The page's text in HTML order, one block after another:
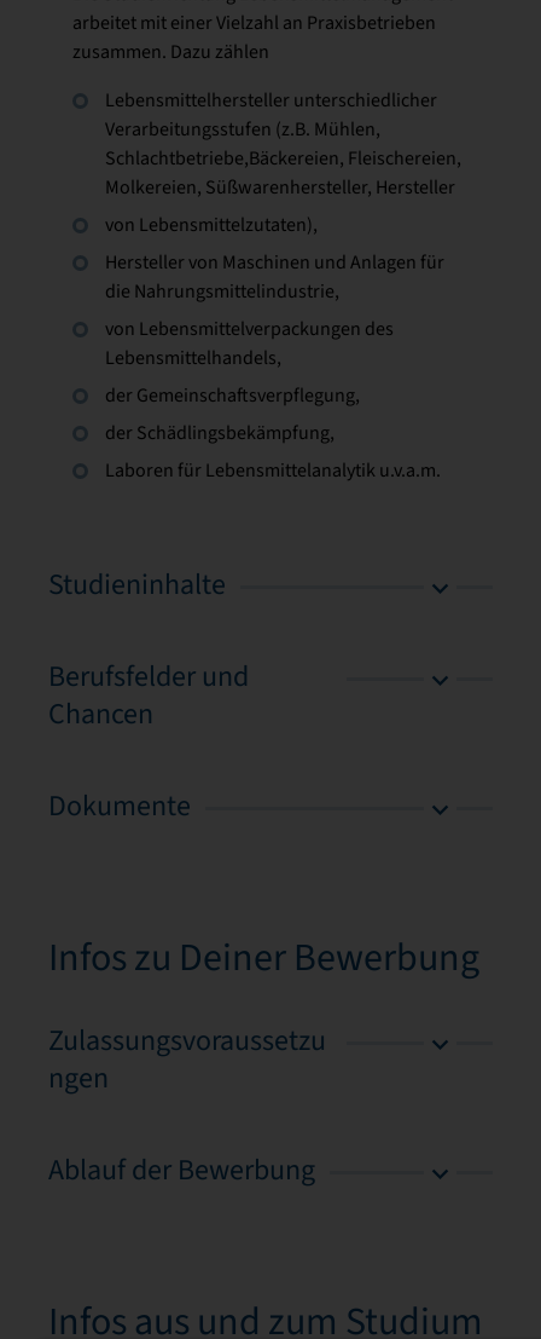
arbeitet mit einer Vielzahl an Praxisbetrieben
zusammen. Dazu zählen
Lebensmittelhersteller unterschiedlicher
Verarbeitungsstufen (z.B. Mühlen,
Schlachtbetriebe,Bäckereien, Fleischereien,
Molkereien, Süßwarenhersteller, Hersteller
von Lebensmittelzutaten),
Hersteller von Maschinen und Anlagen für
die Nahrungsmittelindustrie,
von Lebensmittelverpackungen des
Lebensmittelhandels,
der Gemeinschaftsverpflegung,
der Schädlingsbekämpfung,
Laboren für Lebensmittelanalytik u.v.a.m.
Studieninhalte
Berufsfelder und
Chancen
Dokumente
Infos zu Deiner Bewerbung
Zulassungsvoraussetzu
ngen
Ablauf der Bewerbung
Infos aus und zum Studium